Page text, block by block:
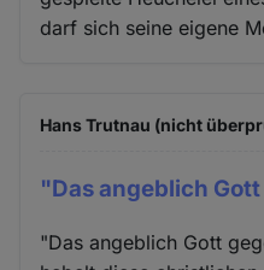
darf sich seine eigene
Hans Trutnau (nicht
"Das angeblich
"Das angeblich Gott